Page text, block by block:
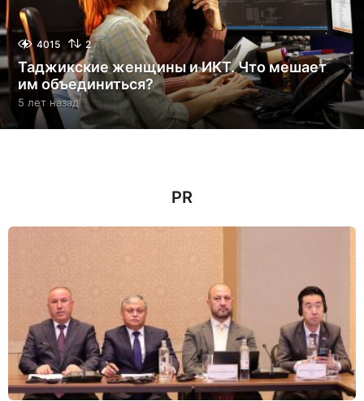
з
а
д
4015 2
Таджикские женщины и ИКТ. Что мешает
им объединиться?
5 лет назад5
л
е
д
PR